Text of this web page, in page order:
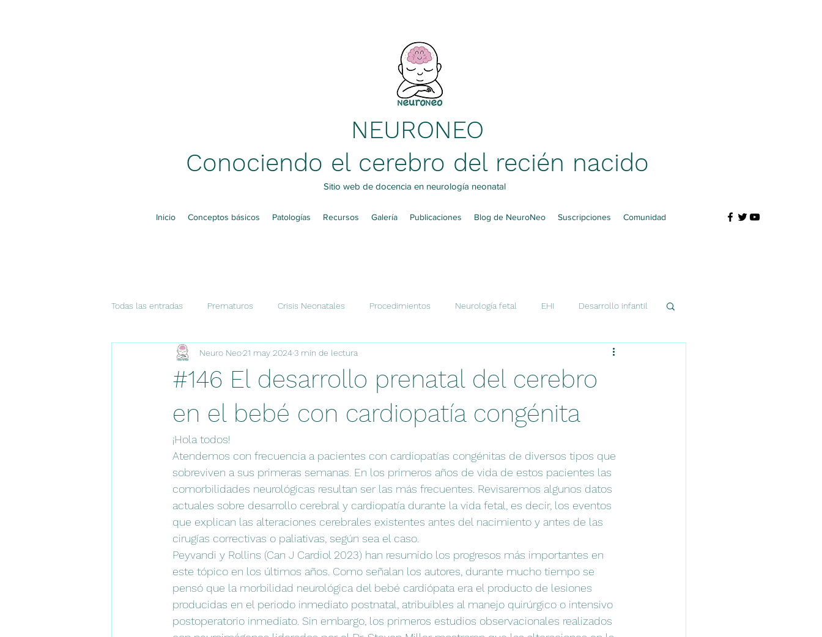
NEURONEO
Conociendo el cerebro del recién nacido
Sitio web de docencia en neurología neonatal
Inicio Conceptos básicos Patologías Recursos Galería Publicaciones Blog de NeuroNeo Suscripciones Comunidad
Todas las entradas Prematuros Crisis Neonatales Procedimientos Neurología fetal EHI Desarrollo infantil
Pronóstico Diagnóstico Comunicación Desarrollo cerebral
Consensos
#146 El desarrollo prenatal del cerebro
en el bebé con cardiopatía congénita
Neuro Neo21 may 20243 min de lectura
¡Hola todos!
Atendemos con frecuencia a pacientes con cardiopatías congénitas de diversos tipos que
sobreviven a sus primeras semanas. En los primeros años de vida de estos pacientes las
comorbilidades neurológicas resultan ser las más frecuentes. Revisaremos algunos datos
actuales sobre desarrollo cerebral y cardiopatía durante la vida fetal, es decir, los eventos
que explican las alteraciones cerebrales existentes antes del nacimiento y antes de las
cirugías correctivas o paliativas, según sea el caso.
Peyvandi y Rollins (Can J Cardiol 2023) han resumido los progresos más importantes en
este tópico en los últimos años. Como señalan los autores, durante mucho tiempo se
pensó que la morbilidad neurológica del bebé cardiópata era el producto de lesiones
producidas en el periodo inmediato postnatal, atribuibles al manejo quirúrgico o intensivo
postoperatorio inmediato. Sin embargo, los primeros estudios observacionales realizados